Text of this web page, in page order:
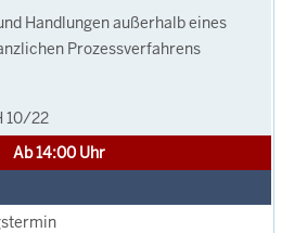
Handlungen außerhalb eines
Prozessverfahrens
10/22
Ab 14:00 Uhr